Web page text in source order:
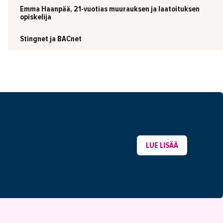
Emma Haanpää, 21-vuotias muurauksen ja laatoituksen
opiskelija
Stingnet ja BACnet
LUE LISÄÄ